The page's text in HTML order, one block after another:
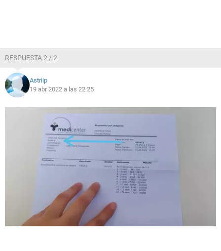
RESPUESTA 2 / 2
Astriip
19 abr 2022 a las 22:25